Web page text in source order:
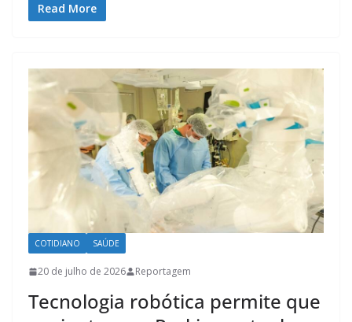
Read More
COTIDIANO SAÚDE
20 de julho de 2026 Reportagem
Tecnologia robótica permite que